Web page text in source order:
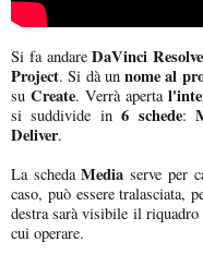
Si fa andareDaVinci Resolve
Project. Si dà unnome al
su Create. Verrà aperta
si suddivide in6 schede:
Deliver.
La schedaMedia serve per
caso, può essere tralasciata,
destra sarà visibile il riquadro
cui operare.